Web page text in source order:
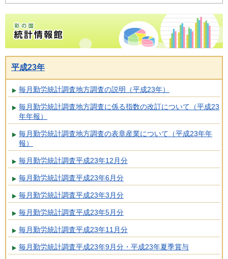
彩の国統計情報館トップページ
平成23年
毎月勤労統計調査地方調査の説明（平成23年）
毎月勤労統計調査地方調査に係る指数の改訂について（平成23
年年報）
毎月勤労統計調査地方調査の表章産業について（平成23年年
報）
毎月勤労統計調査平成23年12月分
毎月勤労統計調査平成23年6月分
毎月勤労統計調査平成23年3月分
毎月勤労統計調査平成23年5月分
毎月勤労統計調査平成23年11月分
毎月勤労統計調査平成23年9月分・平成23年夏季賞与